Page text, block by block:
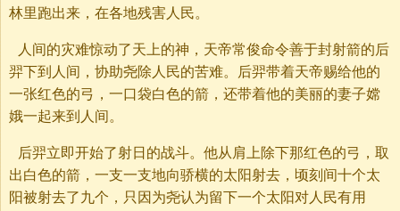
林里跑出来，在各地残害人民。
人间的灾难惊动了天上的神，天帝常俊命令善于封射箭的后
羿下到人间，协助尧除人民的苦难。后羿带着天帝赐给他的
一张红色的弓，一口袋白色的箭，还带着他的美丽的妻子嫦
娥一起来到人间。
后羿立即开始了射日的战斗。他从肩上除下那红色的弓，取
出白色的箭，一支一支地向骄横的太阳射去，顷刻间十个太
阳被射去了九个，只因为尧认为留下一个太阳对人民有用